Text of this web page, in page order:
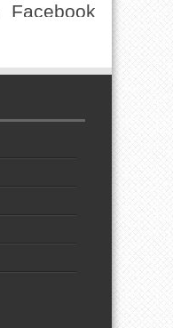
Facebook